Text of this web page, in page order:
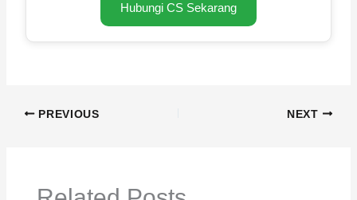
Hubungi CS Sekarang
PREVIOUS NEXT